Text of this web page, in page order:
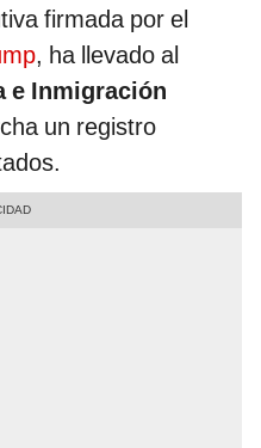
firmada por el
, ha llevado al
e Inmigración
un registro